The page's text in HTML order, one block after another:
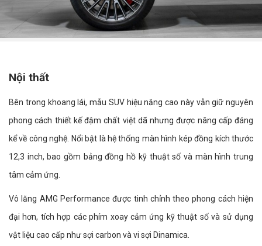
Nội thất
Bên trong khoang lái, mẫu SUV hiệu năng cao này vẫn giữ nguyên
phong cách thiết kế đậm chất việt dã nhưng được nâng cấp đáng
kể về công nghệ. Nổi bật là hệ thống màn hình kép đồng kích thước
12,3 inch, bao gồm bảng đồng hồ kỹ thuật số và màn hình trung
tâm cảm ứng.
Vô lăng AMG Performance được tinh chỉnh theo phong cách hiện
đại hơn, tích hợp các phím xoay cảm ứng kỹ thuật số và sử dụng
vật liệu cao cấp như sợi carbon và vi sợi Dinamica.